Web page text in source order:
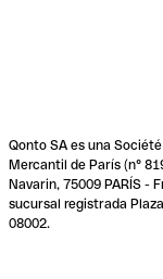
Qonto SA es una
Mercantil de París (n°
Navarin, 75009 PARÍS -
sucursal registrada
08002.